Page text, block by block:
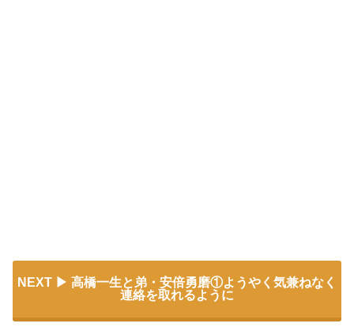
NEXT
高橋一生と弟・安倍勇磨①ようやく気兼ねなく
連絡を取れるように